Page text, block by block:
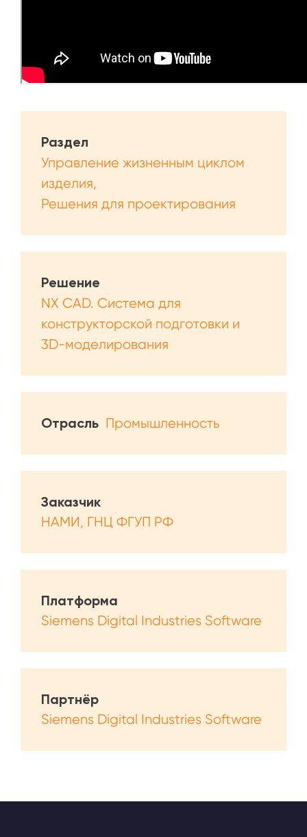
Раздел
Управление жизненным циклом
изделия
Решения для проектирования
Решение
NX CAD. Система для
конструкторской подготовки и
3D-моделирования
Отрасль Промышленность
Заказчик
НАМИ, ГНЦ ФГУП РФ
Платформа
Siemens Digital Industries Software
Партнёр
Siemens Digital Industries Software